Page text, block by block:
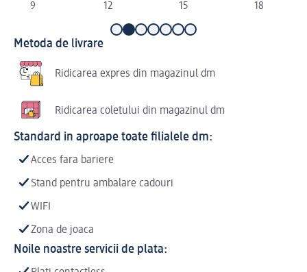
9 12 15 18
Metoda de livrare
Ridicarea expres din magazinul dm
Ridicarea coletului din magazinul dm
Standard in aproape toate filialele dm:
Acces fara bariere
Stand pentru ambalare cadouri
WIFI
Zona de joaca
Noile noastre servicii de plata: